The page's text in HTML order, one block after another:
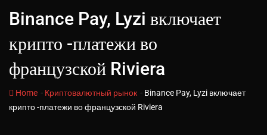
Binance Pay, Lyzi включает
крипто -платежи во
французской Riviera
Home - Криптовалютный рынок - Binance Pay, Lyzi включает
крипто -платежи во французской Riviera